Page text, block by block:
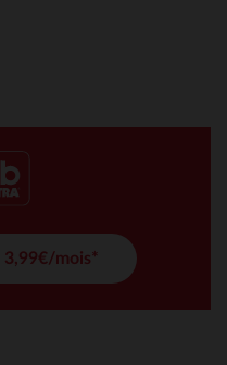
3,99€/mois*